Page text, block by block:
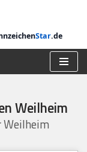
Star.de
Weilheim
Weilheim